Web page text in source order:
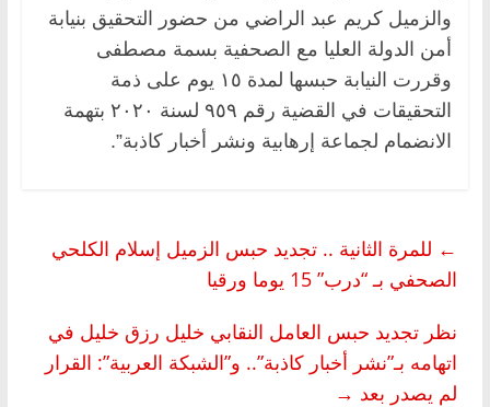
والزميل كريم عبد الراضي من حضور التحقيق بنيابة
أمن الدولة العليا مع الصحفية بسمة مصطفى
وقررت النيابة حبسها لمدة ١٥ يوم على ذمة
التحقيقات في القضية رقم ٩٥٩ لسنة ٢٠٢٠ بتهمة
الانضمام لجماعة إرهابية ونشر أخبار كاذبة”.
← للمرة الثانية .. تجديد حبس الزميل إسلام الكلحي
الصحفي بـ “درب” 15 يوما ورقيا
نظر تجديد حبس العامل النقابي خليل رزق خليل في
اتهامه بـ”نشر أخبار كاذبة”.. و”الشبكة العربية”: القرار
لم يصدر بعد →